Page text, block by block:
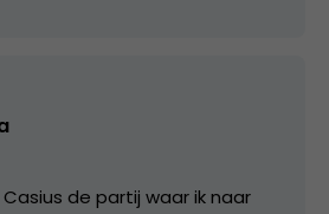
de partij waar ik naar